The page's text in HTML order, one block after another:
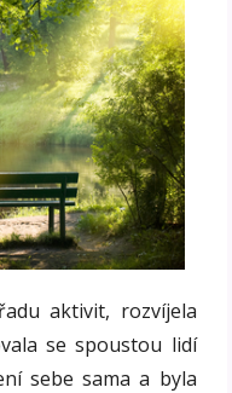
aktivit, rozvíjela
se spoustou lidí
sebe sama a byla